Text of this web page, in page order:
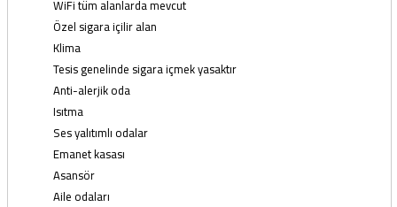
WiFi tüm alanlarda mevcut
Özel sigara içilir alan
Klima
Tesis genelinde sigara içmek yasaktır
Anti-alerjik oda
Isıtma
Ses yalıtımlı odalar
Emanet kasası
Asansör
Aile odaları